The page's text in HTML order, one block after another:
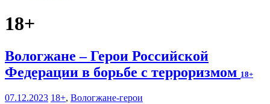
18+
Вологжане – Герои Российской
Федерации в борьбе с терроризмом 18+
07.12.2023 18+, Вологжане-герои